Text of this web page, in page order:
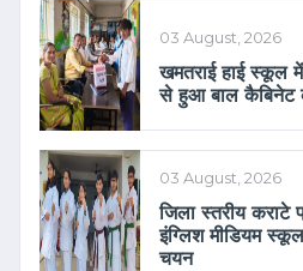
03 August, 2026
खमतराई हाई स्कूल
से हुआ बाल कैबिनेट
03 August, 2026
जिला स्तरीय कराटे
इंग्लिश मीडियम स्कूल
चयन